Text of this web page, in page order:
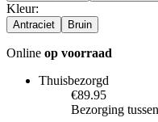
Kleur:
Antraciet Bruin
Online op voorraad
Thuisbezorgd
€89.95
Bezorging